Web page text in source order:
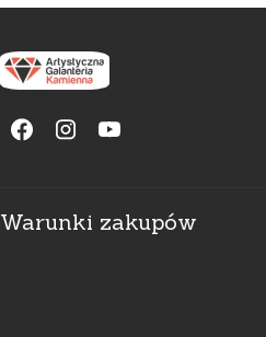
Linki w stopce
Warunki zakupów